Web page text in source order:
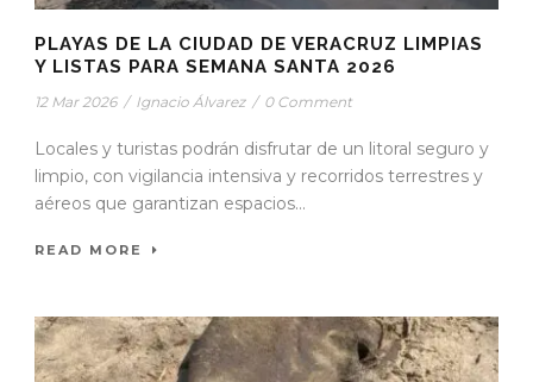
PLAYAS DE LA CIUDAD DE VERACRUZ LIMPIAS
Y LISTAS PARA SEMANA SANTA 2026
12 Mar 2026 / Ignacio Álvarez / 0 Comment
Locales y turistas podrán disfrutar de un litoral seguro y
limpio, con vigilancia intensiva y recorridos terrestres y
aéreos que garantizan espacios...
READ MORE